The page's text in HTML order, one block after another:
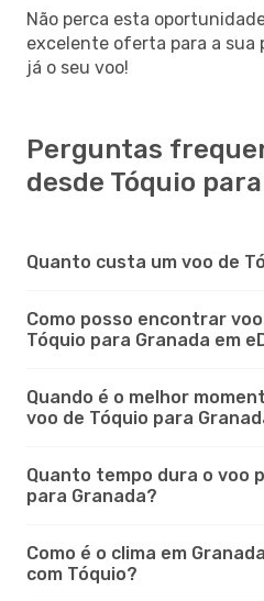
Não perca esta
excelente oferta para a sua
já o seu voo!
Perguntas
desde Tóquio
Quanto custa um voo de
Como posso encontrar
Tóquio para Granada em
Quando é o melhor
voo de Tóquio para
Quanto tempo dura o voo
para Granada?
Como é o clima em
com Tóquio?